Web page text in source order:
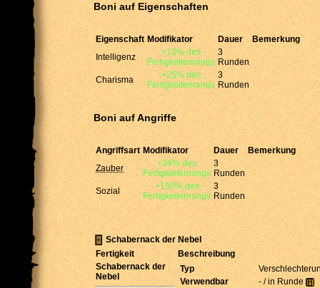
Boni auf Eigenschaften
Eigenschaft Modifikator Dauer
Bemerkung
Intelligenz
+13% des
Fertigkeitenrangs
3
Runden
Charisma
+25% des
Fertigkeitenrangs
3
Runden
Boni auf Angriffe
Angriffsart Modifikator Dauer
Bemerkung
Zauber
+34% des
Fertigkeitenrangs
3
Runden
Sozial
+150% des
Fertigkeitenrangs
3
Runden
Schabernack der Nebel
Fertigkeit
Beschreibung
Schabernack der
Nebel
Typ
Verwendbar
- / in Runde